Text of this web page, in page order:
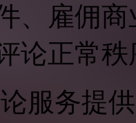
、雇佣
论正常
服务提